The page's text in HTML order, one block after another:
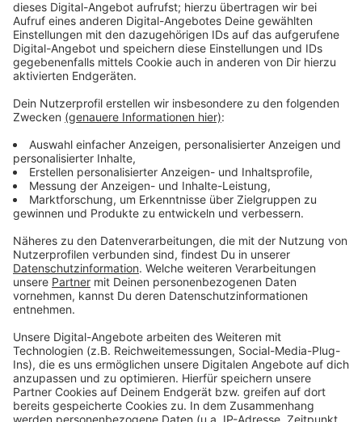
nachlesen.
Anzeige
Weitere Meldungen aus Leverkusen
Anzeige
Inklusion bei der Kommunalwahl in Leverkusen
Neues Wehrdienst-Modell: Was das für Leverkusen
bedeutet
Leverkusen: Bayer 04 Frauen starten mit
Rekordkulisse
Anzeige